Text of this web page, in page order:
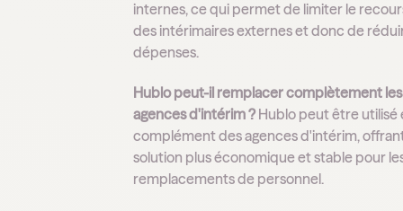
internes, ce qui permet de limiter le
des intérimaires externes et donc de
dépenses.
Hublo peut-il remplacer complètement les
agences d'intérim ? Hublo peut être utilisé
complément des agences d'intérim,
solution plus économique et stable pour
remplacements de personnel.